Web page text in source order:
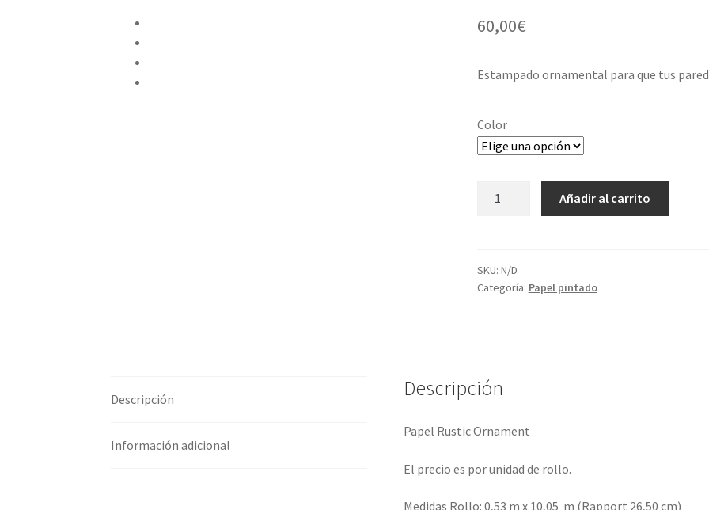
60,00€
Estampado ornamental para que tus
Color
Añadir al carrito
SKU: N/D
Categoría: Papel pintado
Descripción
Información adicional
Descripción
Papel Rustic Ornament
El precio es por unidad de rollo.
Medidas Rollo: 0,53 m x 10,05 m (Rapport 26,50 cm)